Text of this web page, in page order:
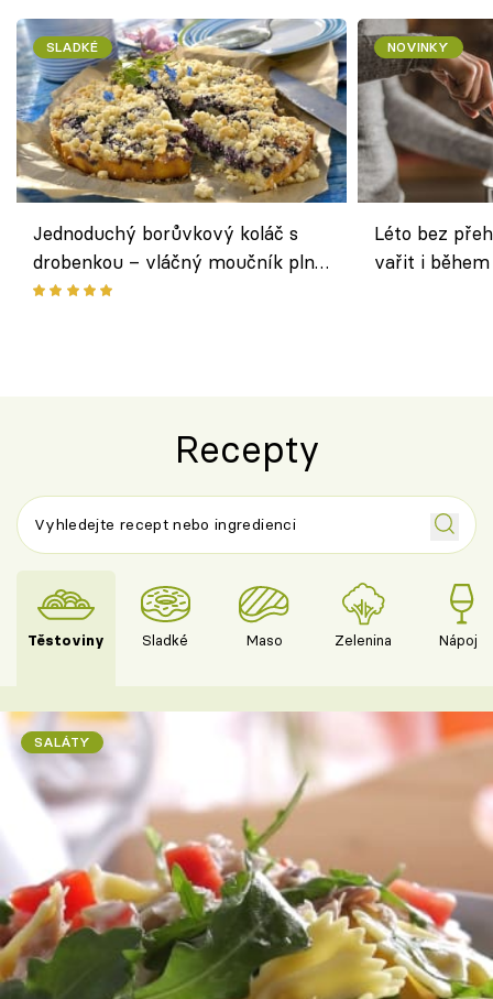
SLADKÉ
Jednoduchý borůvkový koláč s
drobenkou – vláčný moučník plný
ovoce
NOVINKY
Léto bez
vařit i
Recepty
Těstoviny Sladké Maso Zelenina Nápoje
SALÁTY